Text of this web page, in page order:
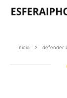
Inicio defender